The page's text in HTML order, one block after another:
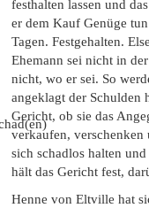
festhalten lassen und
er dem Kauf Genüge
Tagen. Festgehalten.
Ehemann sei nicht in
nicht, wo er sei. So
angeklagt der Schulden
Gericht, ob sie das
verkaufen, verschenken
sich schadlos halten
hält das Gericht fest,
Henne von Eltville hat